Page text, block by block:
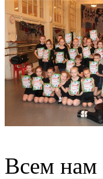
Всем нам